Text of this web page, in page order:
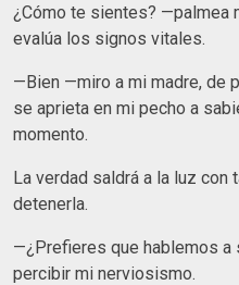
¿Cómo te sientes? —palmea
evalúa los signos vitales.
—Bien —miro a mi madre, de
se aprieta en mi pecho a
momento.
La verdad saldrá a la luz con
detenerla.
—¿Prefieres que hablemos a
percibir mi nerviosismo.